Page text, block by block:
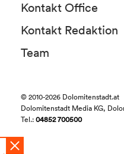
Kontakt Office
Kontakt Redaktion
Team
© 2010-2026 Dolomitenstadt.at
Dolomitenstadt Media KG,
Tel.:04852 700500